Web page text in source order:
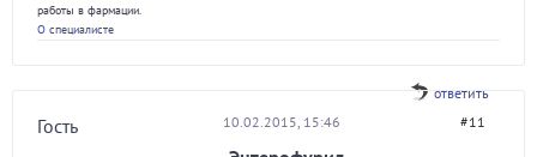
работы в фармации.
О специалисте
ответить
Гость 10.02.2015, 15:46 #11